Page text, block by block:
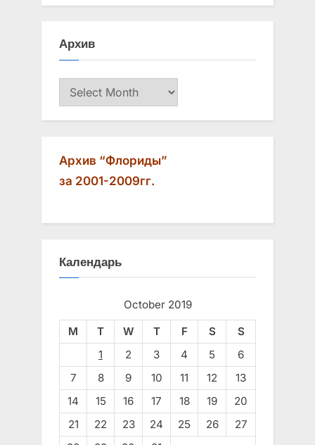
Архив
Архив
Архив “Флориды”
за 2001-2009гг.
Календарь
October 2019
M
T W T F S
S
1
2 3 4 5
6
7
8 9 10 11 12
13
14
15 16 17 18 19
20
21
22 23 24 25 26
27